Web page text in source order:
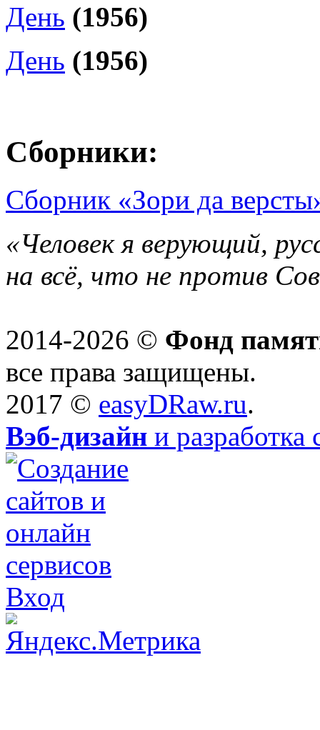
День (1956)
День (1956)
Сборники:
Сборник «Зори да
«Человек я верующий,
на всё, что не против
2014-2026 © Фонд
все права защищены.
2017 © easyDRaw.ru.
Вэб-дизайн и разработка
Вход